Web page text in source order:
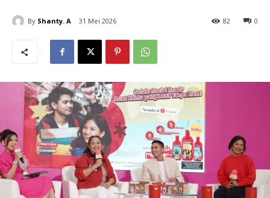
By Shanty. A 31 Mei 2026 0
82